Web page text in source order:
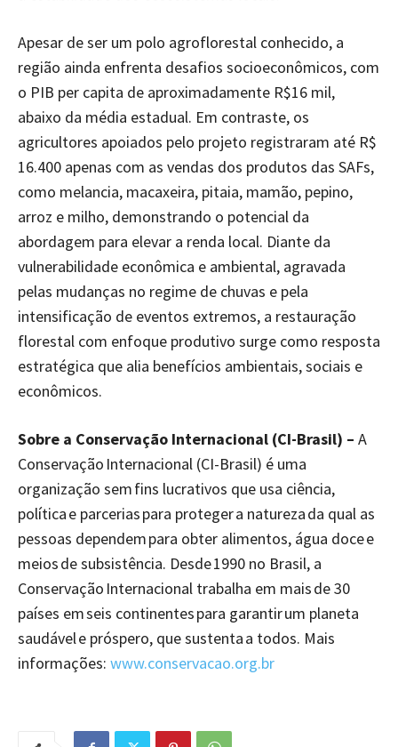
Apesar de ser um polo agroflorestal conhecido, a
região ainda enfrenta desafios socioeconômicos, com
o PIB per capita de aproximadamente R$16 mil,
abaixo da média estadual. Em contraste, os
agricultores apoiados pelo projeto registraram até R$
16.400 apenas com as vendas dos produtos das SAFs,
como melancia, macaxeira, pitaia, mamão, pepino,
arroz e milho, demonstrando o potencial da
abordagem para elevar a renda local. Diante da
vulnerabilidade econômica e ambiental, agravada
pelas mudanças no regime de chuvas e pela
intensificação de eventos extremos, a restauração
florestal com enfoque produtivo surge como resposta
estratégica que alia benefícios ambientais, sociais e
econômicos.
Sobre a Conservação Internacional (CI-Brasil) – A
Conservação Internacional (CI-Brasil) é uma
organização sem fins lucrativos que usa ciência,
política e parcerias para proteger a natureza da qual as
pessoas dependem para obter alimentos, água doce e
meios de subsistência. Desde 1990 no Brasil, a
Conservação Internacional trabalha em mais de 30
países em seis continentes para garantir um planeta
saudável e próspero, que sustenta a todos. Mais
informações: www.conservacao.org.br